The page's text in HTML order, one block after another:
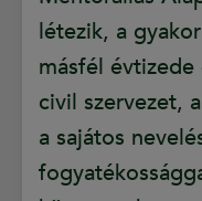
létezik, a
másfél
civil szervezet,
a sajátos